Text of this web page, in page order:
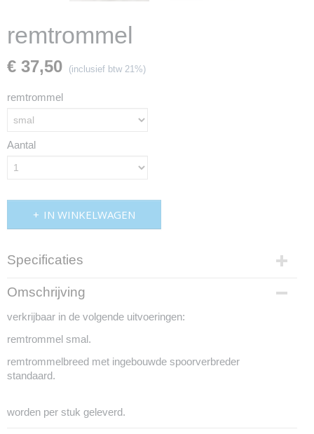
remtrommel
€ 37,50 (inclusief btw 21%)
remtrommel
Aantal
IN WINKELWAGEN
Specificaties
Productcode
mddm19
EAN code
Omschrijving
verkrijbaar in de volgende uitvoeringen:
remtrommel smal.
remtrommelbreed met ingebouwde spoorverbreder
standaard.
worden per stuk geleverd.